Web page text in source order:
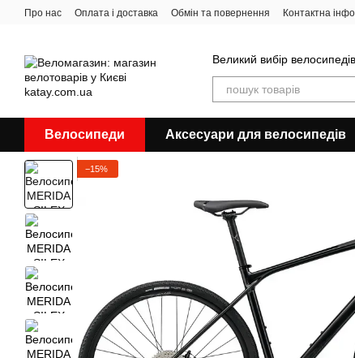
Перейти до основного контенту
Про нас Оплата і доставка Обмін та повернення Контактна
Великий вибір
Велосипеди Аксесуари для велосипедів
−15%